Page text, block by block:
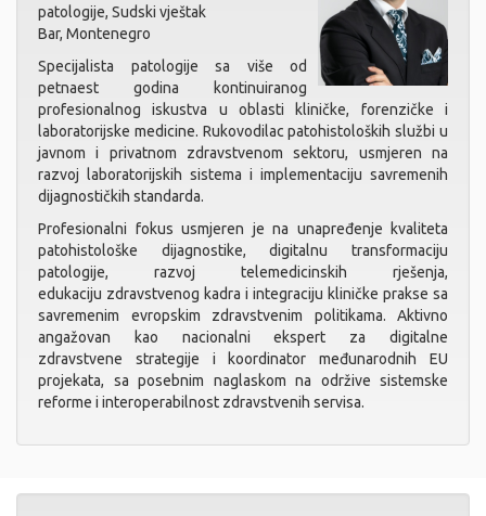
patologije, Sudski vještak
Bar, Montenegro
Specijalista patologije sa više od
petnaest godina kontinuiranog
profesionalnog iskustva u oblasti kliničke, forenzičke i
laboratorijske medicine. Rukovodilac patohistoloških službi u
javnom i privatnom zdravstvenom sektoru, usmjeren na
razvoj laboratorijskih sistema i implementaciju savremenih
dijagnostičkih standarda.
Profesionalni fokus usmjeren je na unapređenje kvaliteta
patohistološke dijagnostike, digitalnu transformaciju
patologije, razvoj telemedicinskih rješenja,
edukaciju zdravstvenog kadra i integraciju kliničke prakse sa
savremenim evropskim zdravstvenim politikama. Aktivno
angažovan kao nacionalni ekspert za digitalne
zdravstvene strategije i koordinator međunarodnih EU
projekata, sa posebnim naglaskom na održive sistemske
reforme i interoperabilnost zdravstvenih servisa.